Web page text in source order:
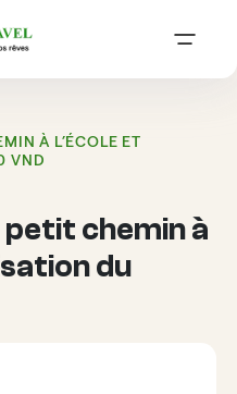
À L’ÉCOLE ET
VND
chemin à
du